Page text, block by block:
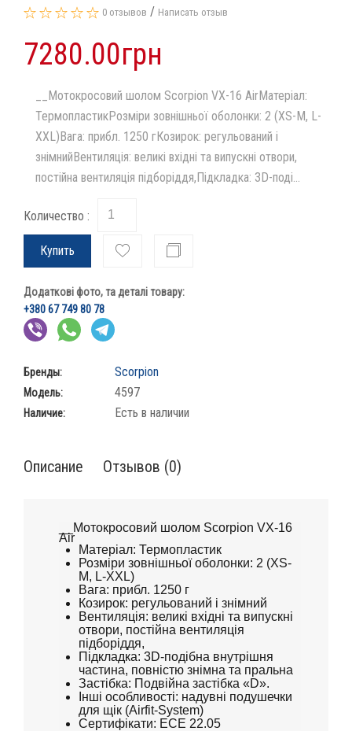
0 отзывов / Написать отзыв
7280.00грн
__Мотокросовий шолом Scorpion VX-16 AirМатеріал:
ТермопластикРозміри зовнішньої оболонки: 2 (XS-M, L-
XXL)Вага: прибл. 1250 гКозирок: регульований і
знімнийВентиляція: великі вхідні та випускні отвори,
постійна вентиляція підборіддя,Підкладка: 3D-поді...
Количество :
Купить
Додаткові фото, та деталі товару:
+380 67 749 80 78
Бренды: Scorpion
Модель: 4597
Наличие: Есть в наличии
Описание Отзывов (0)
__Мотокросовий шолом Scorpion VX-16
Air
Матеріал: Термопластик
Розміри зовнішньої оболонки: 2 (XS-
M, L-XXL)
Вага: прибл. 1250 г
Козирок: регульований і знімний
Вентиляція: великі вхідні та випускні
отвори, постійна вентиляція
підборіддя,
Підкладка: 3D-подібна внутрішня
частина, повністю знімна та пральна
Застібка: Подвійна застібка «D».
Інші особливості: надувні подушечки
для щік (Airfit-System)
Сертифікати: ECE 22.05